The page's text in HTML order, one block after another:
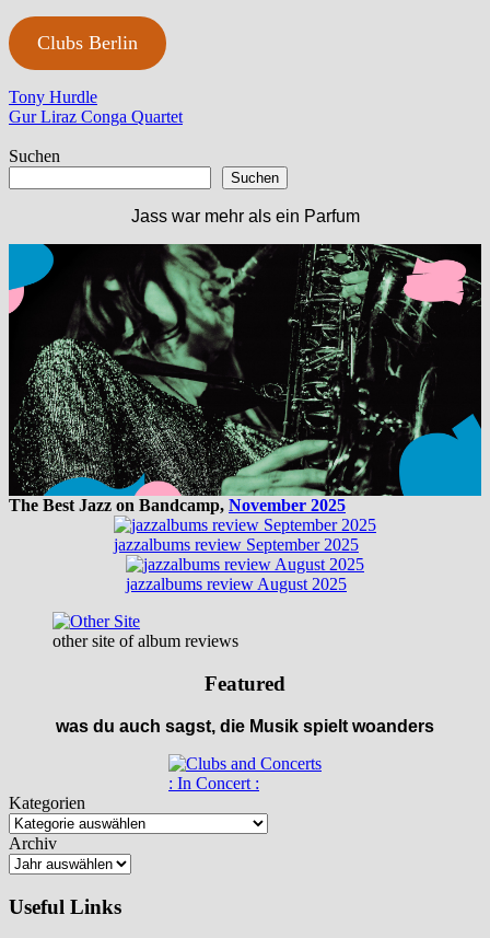
Clubs Berlin
Beitragsnavigation
Vorheriger
Beitrag:
Tony Hurdle
Nächster
Gur Liraz Conga Quartet
Suchen
Suchen
Jass war mehr als ein Parfum
The Best Jazz on Bandcamp, November 2025
jazzalbums review September 2025
jazzalbums review August 2025
other site of album reviews
Featured
was du auch sagst, die Musik spielt woanders
: In Concert :
Kategorien
Archiv
Useful Links